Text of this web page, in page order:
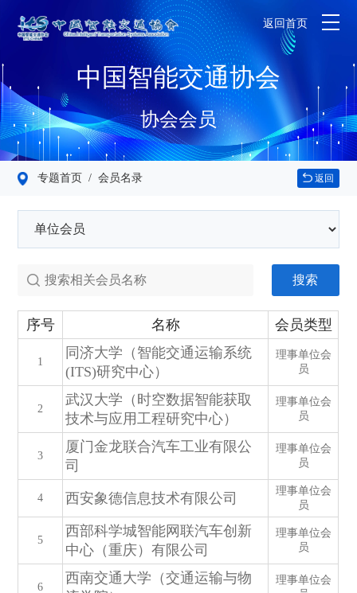
返回首页
中国智能交通协会
协会会员
专题首页 / 会员名录 返回
搜索
序号 名称 会员类型
1
同济大学（智能交通运输系统
(ITS)研究中心）
理事单位会
员
2
武汉大学（时空数据智能获取
技术与应用工程研究中心）
理事单位会
员
3
厦门金龙联合汽车工业有限公
司
理事单位会
员
4 西安象德信息技术有限公司
理事单位会
员
5
西部科学城智能网联汽车创新
中心（重庆）有限公司
理事单位会
员
6
西南交通大学（交通运输与物
理事单位会